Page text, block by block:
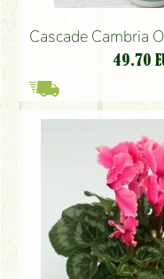
Cascade Cambria
49.70